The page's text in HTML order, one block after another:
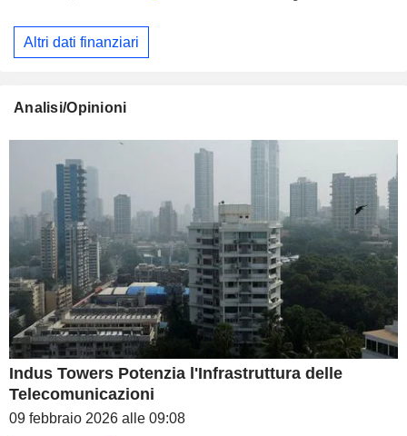
Altri dati finanziari
Analisi/Opinioni
Indus Towers Potenzia l'Infrastruttura delle
Telecomunicazioni
09 febbraio 2026 alle 09:08